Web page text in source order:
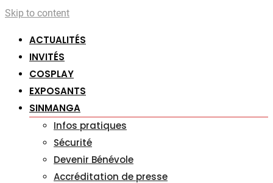
Skip to content
ACTUALITÉS
INVITÉS
COSPLAY
EXPOSANTS
SINMANGA
Infos pratiques
Sécurité
Devenir Bénévole
Accréditation de presse